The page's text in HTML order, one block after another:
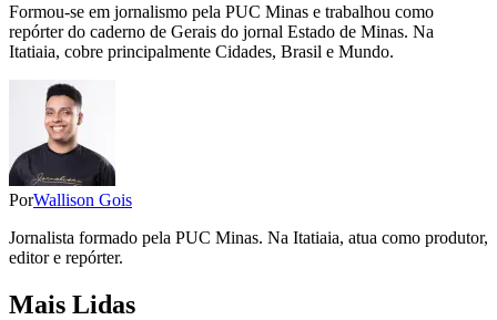
Formou-se em jornalismo pela PUC Minas e trabalhou como
repórter do caderno de Gerais do jornal Estado de Minas. Na
Itatiaia, cobre principalmente Cidades, Brasil e Mundo.
PorWallison Gois
Jornalista formado pela PUC Minas. Na Itatiaia, atua como produtor,
editor e repórter.
Mais Lidas